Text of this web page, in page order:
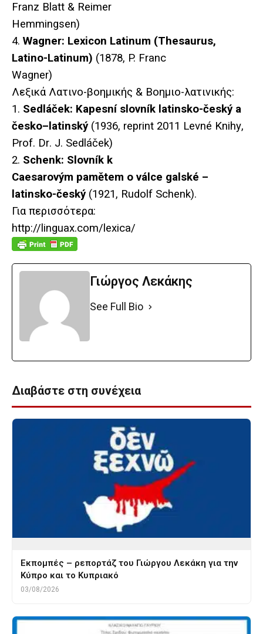
Franz Blatt & Reimer
Hemmingsen)
4. Wagner: Lexicon Latinum (Thesaurus,
Latino-Latinum) (1878, P. Franc
Wagner)
Λεξικά Λατινο-βοημικής & Βοημιο-λατινικής:
1. Sedl áček: Kapesní slovník latinsko-český a
česko– latinský(1936, reprint 2011 Levné Knihy,
Prof. Dr. J. Sedl áček)
2. Schenk: Slovník k
Caesarovým pamětem o válce galské –
latinsko-český(1921, Rudolf Schenk).
Για περισσότερα:
http://linguax.com/lexica/
Γιώργος Λεκάκης
See Full Bio
Διαβάστε στη συνέχεια
Εκπομπές – ρεπορτάζ του Γιώργου Λεκάκη για την
Κύπρο και το Κυπριακό
03/08/2026